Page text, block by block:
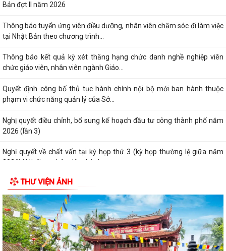
Bản đợt II năm 2026
Thông báo tuyển ứng viên điều dưỡng, nhân viên chăm sóc đi làm việc
tại Nhật Bản theo chương trình...
Thông báo kết quả kỳ xét thăng hạng chức danh nghề nghiệp viên
chức giáo viên, nhân viên ngành Giáo...
Quyết định công bố thủ tục hành chính nội bộ mới ban hành thuộc
phạm vi chức năng quản lý của Sở...
Nghị quyết điều chỉnh, bổ sung kế hoạch đầu tư công thành phố năm
2026 (lần 3)
Nghị quyết về chất vấn tại kỳ họp thứ 3 (kỳ họp thường lệ giữa năm
2026) Hội đồng nhân dân thành...
Nghị quyết Về kết quả thực hiện kế hoạch phát triển kinh tế - xã hội 6
tháng đầu năm; nhiệm vụ,...
Nghị quyết về việc thông qua điều chỉnh, bổ sung danh mục các dự án,
công trình phải thu hồi đất...
Nghị quyết Sửa đổi, bổ sung bảng giá đất lần đầu trên địa bàn thành
THƯ VIỆN ẢNH